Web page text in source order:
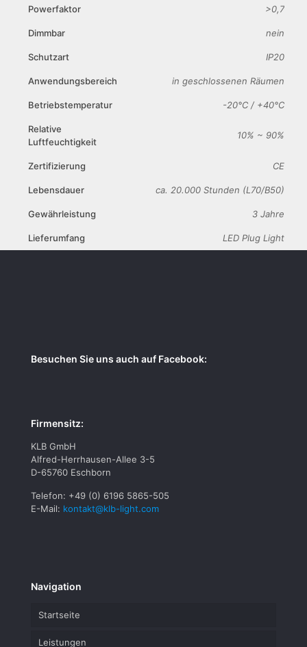
Powerfaktor >0,7
Dimmbar nein
Schutzart IP20
Anwendungsbereich in geschlossenen Räumen
Betriebstemperatur -20°C / +40°C
Relative
Luftfeuchtigkeit
10% ~ 90%
Zertifizierung CE
Lebensdauer ca. 20.000 Stunden (L70/B50)
Gewährleistung 3 Jahre
Lieferumfang LED Plug Light
Besuchen Sie uns auch auf Facebook:
Firmensitz:
KLB GmbH
Alfred-Herrhausen-Allee 3-5
D-65760 Eschborn
Telefon: +49 (0) 6196 5865-505
E-Mail: kontakt@klb-light.com
Navigation
Startseite
Leistungen